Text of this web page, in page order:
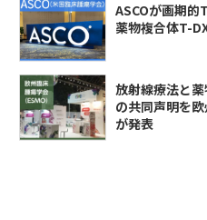
ASCOが画期的
薬物複合体T-
放射線療法と
の共同声明を欧
が発表